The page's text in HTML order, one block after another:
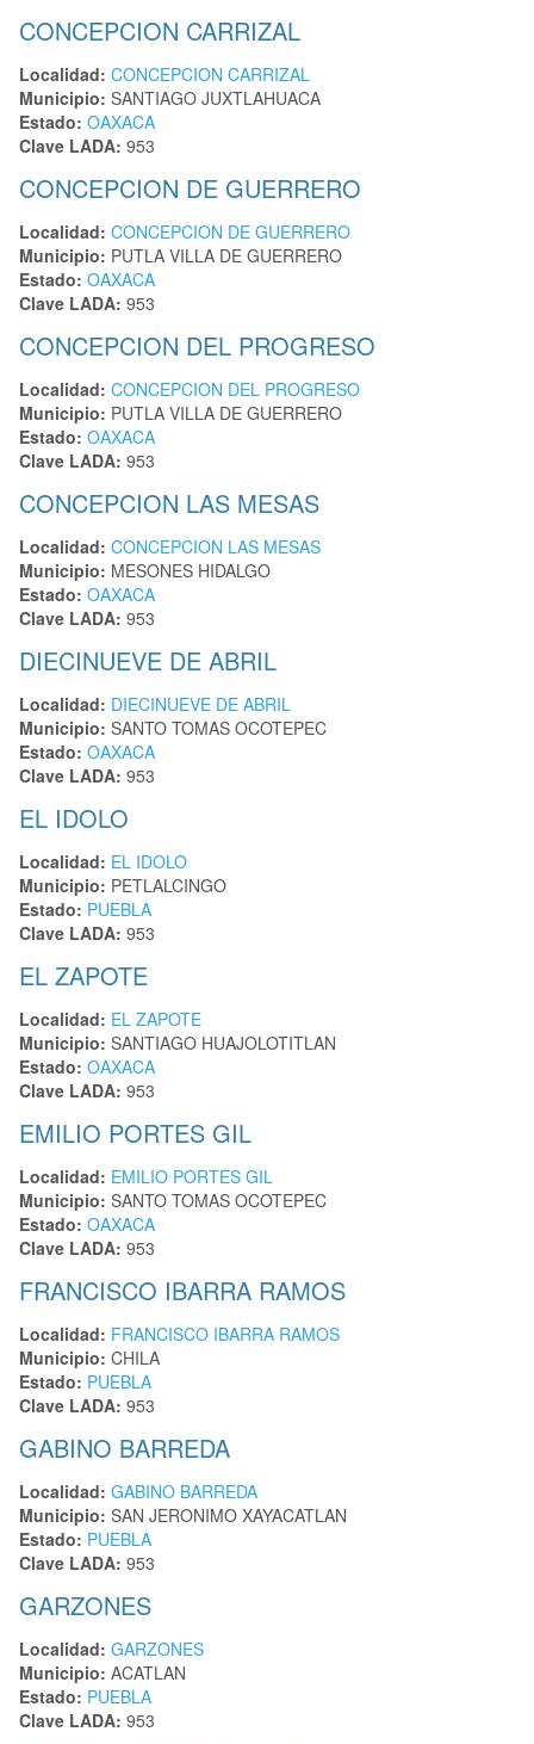
CONCEPCION CARRIZAL
Localidad: CONCEPCION CARRIZAL
Municipio: SANTIAGO JUXTLAHUACA
Estado: OAXACA
Clave LADA: 953
CONCEPCION DE GUERRERO
Localidad: CONCEPCION DE GUERRERO
Municipio: PUTLA VILLA DE GUERRERO
Estado: OAXACA
Clave LADA: 953
CONCEPCION DEL PROGRESO
Localidad: CONCEPCION DEL PROGRESO
Municipio: PUTLA VILLA DE GUERRERO
Estado: OAXACA
Clave LADA: 953
CONCEPCION LAS MESAS
Localidad: CONCEPCION LAS MESAS
Municipio: MESONES HIDALGO
Estado: OAXACA
Clave LADA: 953
DIECINUEVE DE ABRIL
Localidad: DIECINUEVE DE ABRIL
Municipio: SANTO TOMAS OCOTEPEC
Estado: OAXACA
Clave LADA: 953
EL IDOLO
Localidad: EL IDOLO
Municipio: PETLALCINGO
Estado: PUEBLA
Clave LADA: 953
EL ZAPOTE
Localidad: EL ZAPOTE
Municipio: SANTIAGO HUAJOLOTITLAN
Estado: OAXACA
Clave LADA: 953
EMILIO PORTES GIL
Localidad: EMILIO PORTES GIL
Municipio: SANTO TOMAS OCOTEPEC
Estado: OAXACA
Clave LADA: 953
FRANCISCO IBARRA RAMOS
Localidad: FRANCISCO IBARRA RAMOS
Municipio: CHILA
Estado: PUEBLA
Clave LADA: 953
GABINO BARREDA
Localidad: GABINO BARREDA
Municipio: SAN JERONIMO XAYACATLAN
Estado: PUEBLA
Clave LADA: 953
GARZONES
Localidad: GARZONES
Municipio: ACATLAN
Estado: PUEBLA
Clave LADA: 953